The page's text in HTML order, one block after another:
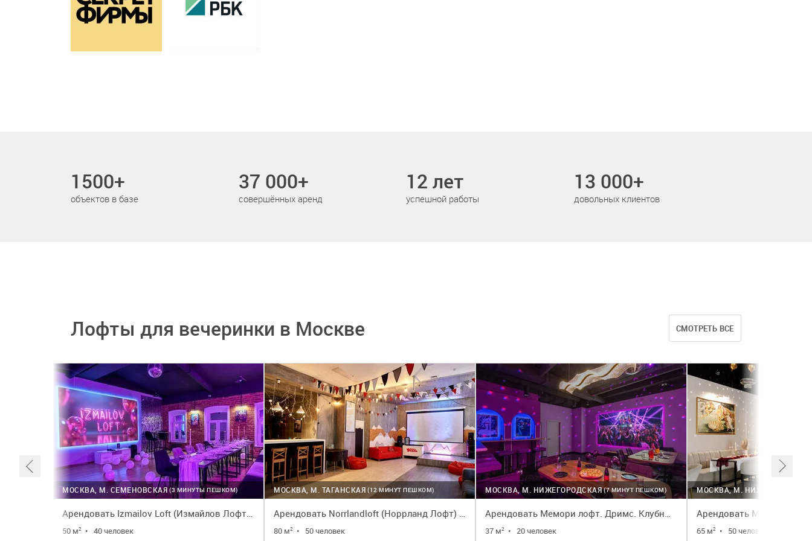
1500+
объектов в базе
37 000+
совершённых аренд
12 лет
успешной работы
13 000+
довольных клиентов
Лофты для вечеринки в Москве СМОТРЕТЬ ВСЕ
(3 МИНУТЫ ПЕШКОМ)
МОСКВА, М. СЕМЕНОВСКАЯ
Арендовать Izmailov Loft (Измайлов Лофт). Лофт Диско
50 м2 • 40 человек
(12 МИНУТ ПЕШКОМ)
МОСКВА, М. ТАГАНСКАЯ
Арендовать Norrlandloft (Норрланд Лофт) в скандинавском стиле
80 м2 • 50 человек
(7 МИНУТ ПЕШКОМ)
МОСКВА, М. НИЖЕГОРОДСКАЯ
Арендовать Мемори лофт. Дримс. Клубный лофт с караоке и диско‑шаром
37 м2 • 20 человек
МОСКВА, М.
65 м2 • 50 человек